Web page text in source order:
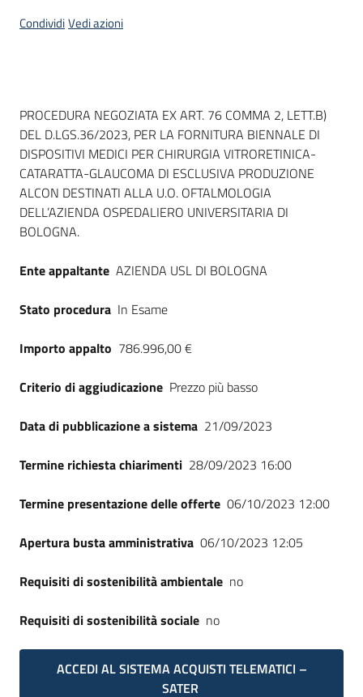
CondividiVedi azioni
Dati del bando
PROCEDURA NEGOZIATA EX ART. 76 COMMA 2, LETT.B)
DEL D.LGS.36/2023, PER LA FORNITURA BIENNALE DI
DISPOSITIVI MEDICI PER CHIRURGIA VITRORETINICA-
CATARATTA-GLAUCOMA DI ESCLUSIVA PRODUZIONE
ALCON DESTINATI ALLA U.O. OFTALMOLOGIA
DELL’AZIENDA OSPEDALIERO UNIVERSITARIA DI
BOLOGNA.
Ente appaltante AZIENDA USL DI BOLOGNA
Stato procedura In Esame
Importo appalto 786.996,00 €
Criterio di aggiudicazione Prezzo più basso
Data di pubblicazione a sistema 21/09/2023
Termine richiesta chiarimenti 28/09/2023 16:00
Termine presentazione delle offerte 06/10/2023 12:00
Apertura busta amministrativa 06/10/2023 12:05
Requisiti di sostenibilità ambientale no
Requisiti di sostenibilità sociale no
ACCEDI AL SISTEMA ACQUISTI TELEMATICI –
SATER